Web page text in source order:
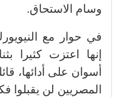
وسام الاستحاق.
في حوار مع
إنها اعتزت
أسوان على أدائها،
المصريين لن يقبلوا